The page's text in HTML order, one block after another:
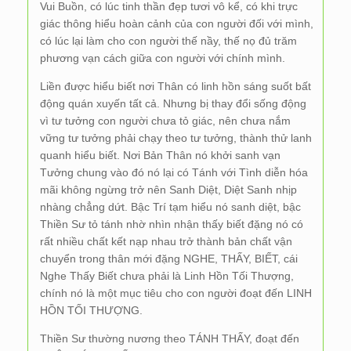
Vui Buồn, có lúc tinh thần đẹp tươi vô kể, có khi trực
giác thông hiểu hoàn cảnh của con người đối với mình,
có lúc lại làm cho con người thế nầy, thế nọ đủ trăm
phương vạn cách giữa con người với chính mình.
Liền được hiểu biết nơi Thân có linh hồn sáng suốt bất
động quán xuyến tất cả. Nhưng bị thay đổi sống động
vì tư tưởng con người chưa tỏ giác, nên chưa nắm
vững tư tưởng phải chạy theo tư tưởng, thành thử lanh
quanh hiểu biết. Nơi Bản Thân nó khởi sanh vạn
Tưởng chung vào đó nó lại có Tánh với Tình diễn hóa
mãi không ngừng trở nên Sanh Diệt, Diệt Sanh nhịp
nhàng chẳng dứt. Bậc Trí tạm hiểu nó sanh diệt, bậc
Thiền Sư tỏ tánh nhờ nhìn nhận thấy biết đặng nó có
rất nhiều chất kết nạp nhau trở thành bản chất vận
chuyển trong thân mới đặng NGHE, THẤY, BIẾT, cái
Nghe Thấy Biết chưa phải là Linh Hồn Tối Thượng,
chính nó là một mục tiêu cho con người đoạt đến LINH
HỒN TỐI THƯỢNG.
Thiền Sư thường nương theo TÁNH THẤY, đoạt đến